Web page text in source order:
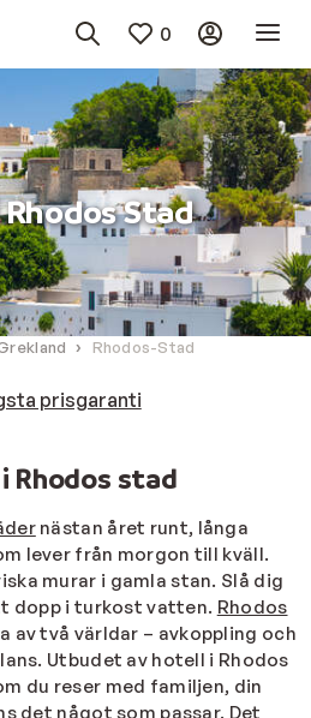
0
Stad
Rhodos-Stad
prisgaranti
stad
nästan året runt, långa
lever från morgon till kväll.
murar i gamla stan. Slå dig
dopp i turkost vatten. Rhodos
av två världar – avkoppling och
Utbudet av hotell i Rhodos
du reser med familjen, din
det något som passar. Det